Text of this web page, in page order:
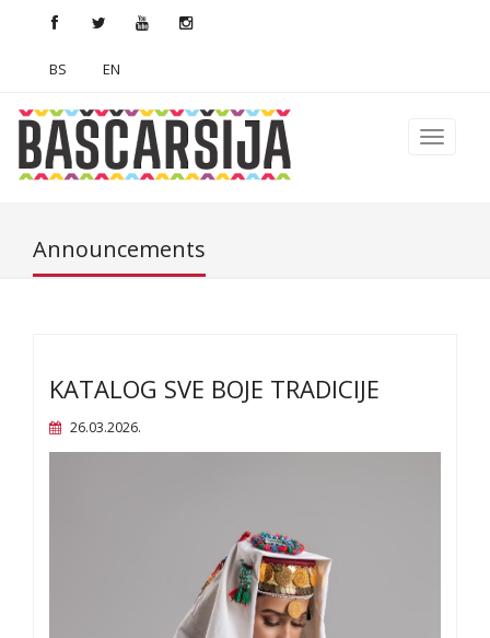
BS EN
Announcements
KATALOG SVE BOJE TRADICIJE
26.03.2026.